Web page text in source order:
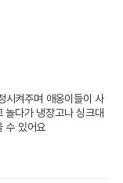
시켜주며 애옹이들이 사
놀다가 냉장고나 싱크대
수 있어요